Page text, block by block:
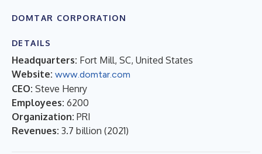
DOMTAR CORPORATION
DETAILS
Headquarters: Fort Mill, SC, United States
Website: www.domtar.com
CEO: Steve Henry
Employees: 6200
Organization: PRI
Revenues: 3.7 billion (2021)